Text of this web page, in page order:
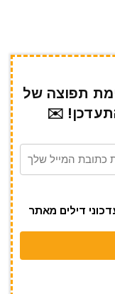
תפוצה של
✉️
דילים מאתר